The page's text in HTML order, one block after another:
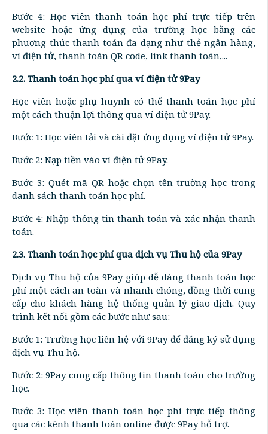
Bước 4: Học viên thanh toán học phí trực tiếp trên
website hoặc ứng dụng của trường học bằng các
phương thức thanh toán đa dạng như thẻ ngân hàng,
ví điện tử, thanh toán QR code, link thanh toán,...
2.2. Thanh toán học phí qua ví điện tử 9Pay
Học viên hoặc phụ huynh có thể thanh toán học phí
một cách thuận lợi thông qua ví điện tử 9Pay.
Bước 1: Học viên tải và cài đặt ứng dụng ví điện tử 9Pay.
Bước 2: Nạp tiền vào ví điện tử 9Pay.
Bước 3: Quét mã QR hoặc chọn tên trường học trong
danh sách thanh toán học phí.
Bước 4: Nhập thông tin thanh toán và xác nhận thanh
toán.
2.3. Thanh toán học phí qua dịch vụ Thu hộ của 9Pay
Dịch vụ Thu hộ của 9Pay giúp dễ dàng thanh toán học
phí một cách an toàn và nhanh chóng, đồng thời cung
cấp cho khách hàng hệ thống quản lý giao dịch. Quy
trình kết nối gồm các bước như sau:
Bước 1: Trường học liên hệ với 9Pay để đăng ký sử dụng
dịch vụ Thu hộ.
Bước 2: 9Pay cung cấp thông tin thanh toán cho trường
học.
Bước 3: Học viên thanh toán học phí trực tiếp thông
qua các kênh thanh toán online được 9Pay hỗ trợ.